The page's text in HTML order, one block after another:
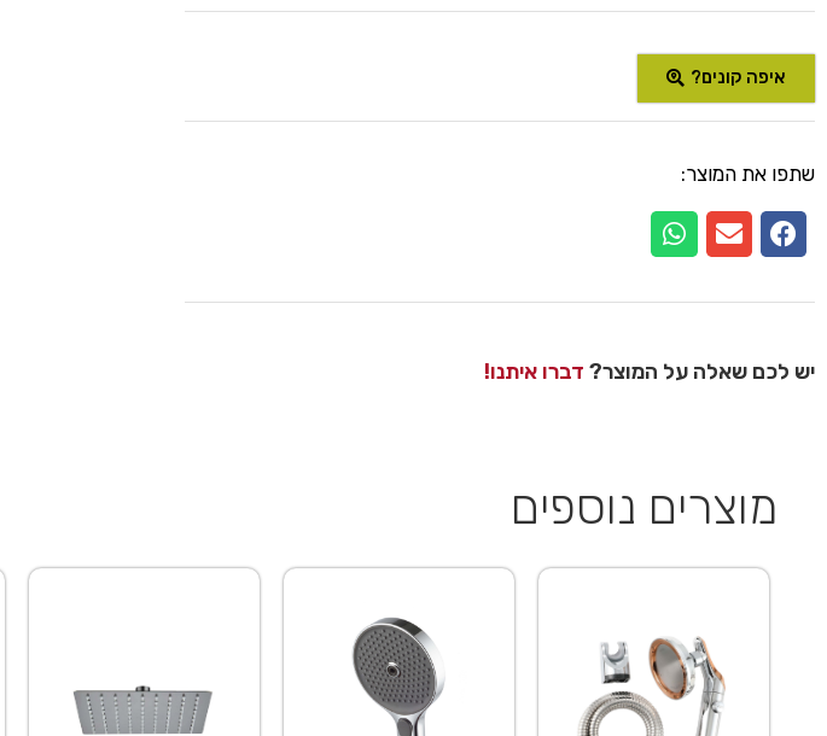
איפה קונים?
שתפו את המוצר:
יש לכם שאלה על המוצר? דברו איתנו!
מוצרים נוספים